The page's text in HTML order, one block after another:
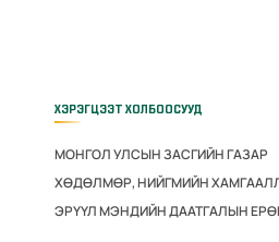
ХЭРЭГЦЭЭТ ХОЛБООСУУД
МОНГОЛ УЛСЫН ЗАСГИЙН ГАЗАР
ХӨДӨЛМӨР, НИЙГМИЙН
ЭРҮҮЛ МЭНДИЙН ДААТГАЛЫН